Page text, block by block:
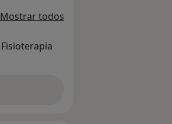
Mostrar todos
Fisioterapia